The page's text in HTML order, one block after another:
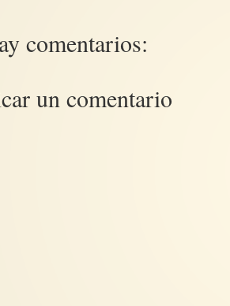
comentarios:
un comentario